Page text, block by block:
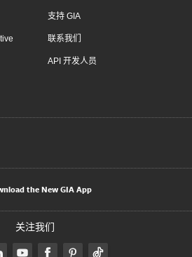
支持 GIA
联系我们
API 开发人员
the New GIA App
关注我们